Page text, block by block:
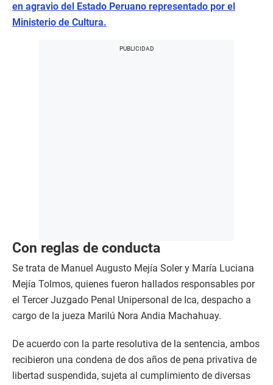
en agravio del Estado Peruano representado por el
Ministerio de Cultura.
Con reglas de conducta
Se trata de Manuel Augusto Mejía Soler y María Luciana
Mejía Tolmos, quienes fueron hallados responsables por
el Tercer Juzgado Penal Unipersonal de Ica, despacho a
cargo de la jueza Marilú Nora Andia Machahuay.
De acuerdo con la parte resolutiva de la sentencia, ambos
recibieron una condena de dos años de pena privativa de
libertad suspendida, sujeta al cumplimiento de diversas